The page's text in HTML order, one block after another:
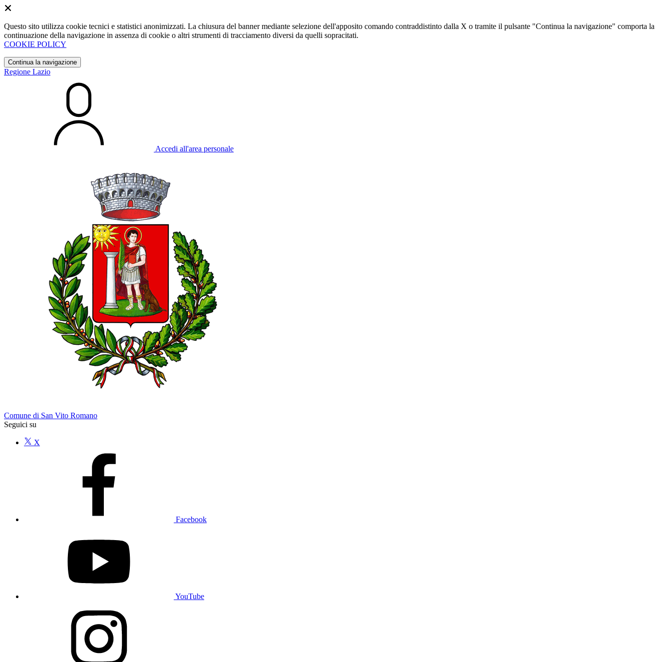
Questo sito utilizza cookie tecnici e statistici anonimizzati. La chiusura del banner mediante selezione dell'apposito comando contraddistinto dalla X o tramite il pulsante "Continua la navigazione" comporta la
continuazione della navigazione in assenza di cookie o altri strumenti di tracciamento diversi da quelli sopracitati.
COOKIE POLICY
Continua la navigazione
Regione Lazio
Accedi all'area personale
Comune di San Vito Romano
Seguici su
X
Facebook
YouTube